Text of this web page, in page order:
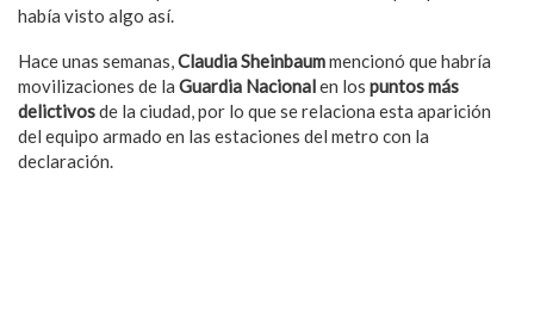
había visto algo así.
Hace unas semanas,Claudia Sheinbaummencionó que habría
movilizaciones de la Guardia Nacionalen los puntos más
delictivosde la ciudad, por lo que se relaciona esta aparición
del equipo armado en las estaciones del metro con la
declaración.